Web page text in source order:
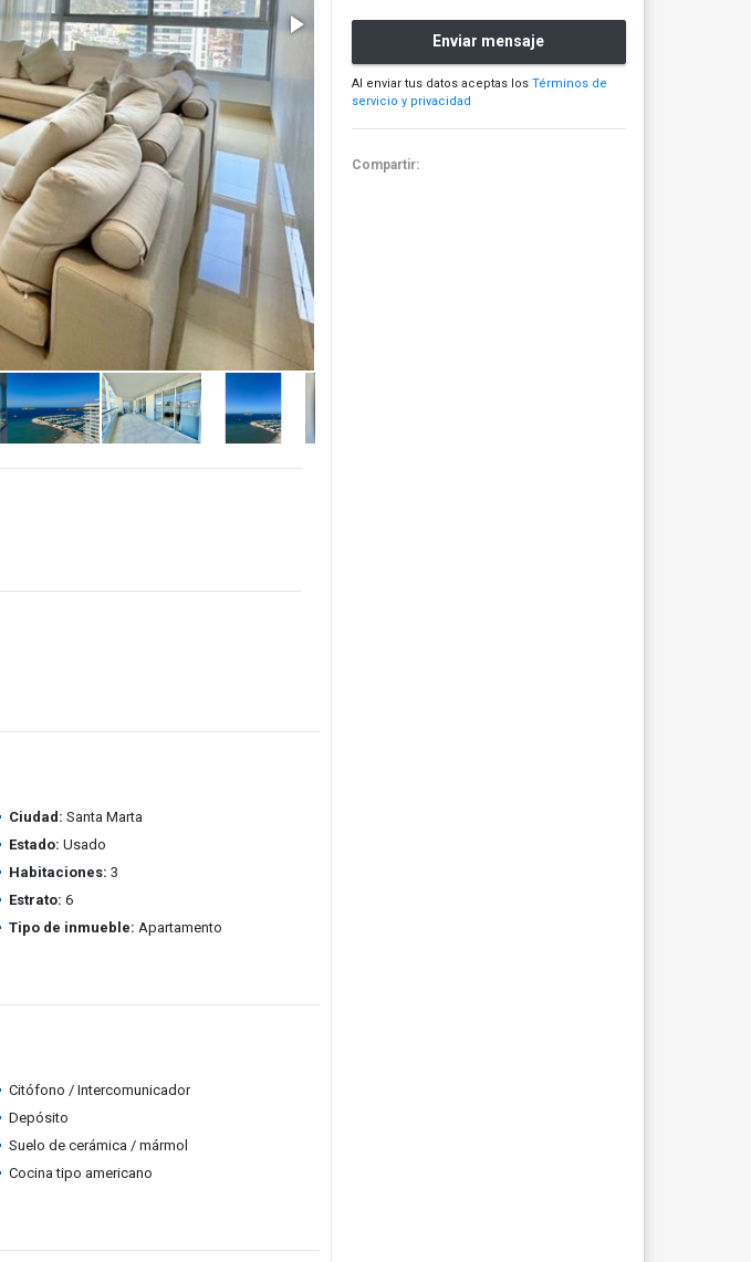
Ciudad: Santa Marta
Estado: Usado
Habitaciones: 3
Estrato: 6
Tipo de inmueble: Apartamento
Citófono / Intercomunicador
Depósito
Suelo de cerámica / mármol
Cocina tipo americano
Enviar mensaje
Al enviar tus datos aceptas los Términos de
servicio y privacidad
Compartir: